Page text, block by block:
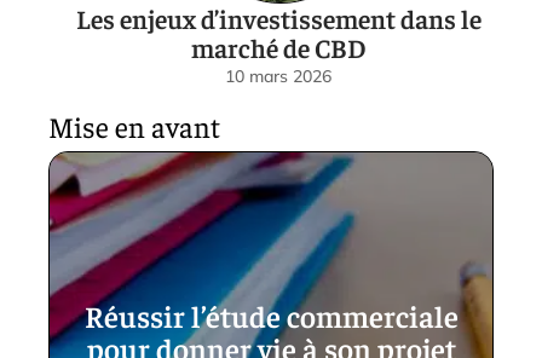
Les enjeux d’investissement dans le
marché de CBD
10 mars 2026
Mise en avant
Réussir l’étude commerciale
pour donner vie à son projet